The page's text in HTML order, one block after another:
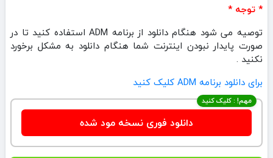
* توجه *
توصیه می شود هنگام دانلود از برنامه ADM استفاده کنید تا در
صورت پایدار نبودن اینترنت شما هنگام دانلود به مشکل برخورد
نکنید .
برای دانلود برنامه ADM کلیک کنید
مهم! : کلیک کنید
دانلود فوری نسخه مود شده